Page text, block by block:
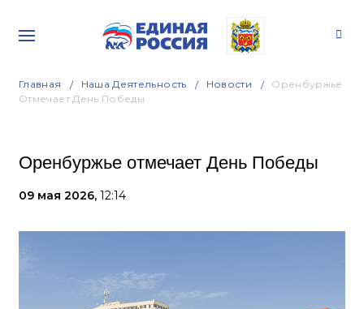
Главная Наша Деятельность Новости
Оренбуржье
Отмечает День Победы
Оренбуржье отмечает День Победы
09 мая 2026, 12:14